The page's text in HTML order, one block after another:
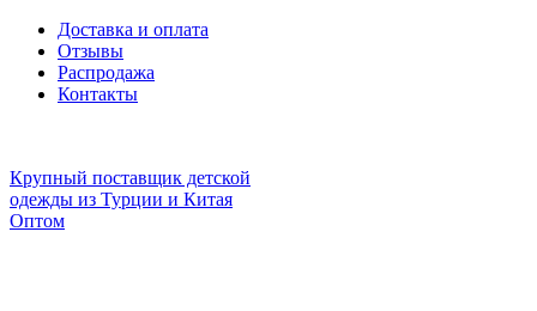
Доставка и оплата
Отзывы
Распродажа
Контакты
Крупный поставщик детской
одежды из Турции и Китая
Оптом